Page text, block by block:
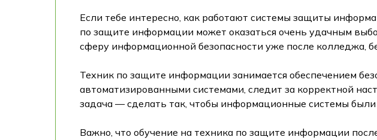
Если тебе интересно, как работают системы защиты
по защите информации может оказаться очень удачным
сферу информационной безопасности уже после колледжа,
Техник по защите информации занимается обеспечением
автоматизированными системами, следит за корректной
задача — сделать так, чтобы информационные системы
Важно, что обучение на техника по защите информации